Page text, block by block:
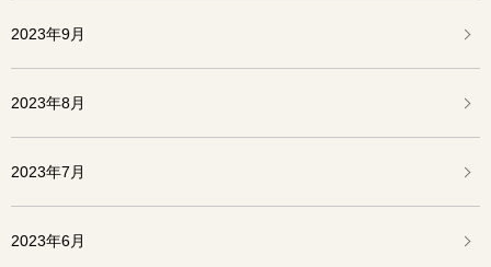
2023年9月
2023年8月
2023年7月
2023年6月